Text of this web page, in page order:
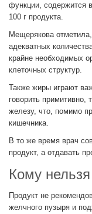
функции, содержится
100 г продукта.
Мещерякова
адекватных
крайне необходимых
клеточных структур.
Также жиры играют
говорить
железу, что, помимо
кишечника.
В то же время врач
продукт, а отдавать
Кому
Продукт не
желчного пузыря и